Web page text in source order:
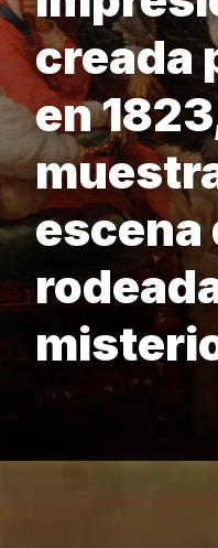
creada
en
escena